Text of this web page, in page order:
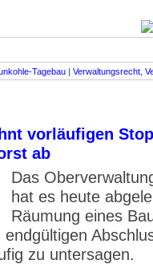
Tagebau | Verwaltungsrecht,
vorläufigen
ab
Das
hat es heute
Räumung eines
zu untersagen.